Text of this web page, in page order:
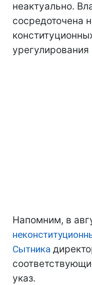
неактуально.
сосредоточена
урегулирования
Напомним, в
Сытника
указ.